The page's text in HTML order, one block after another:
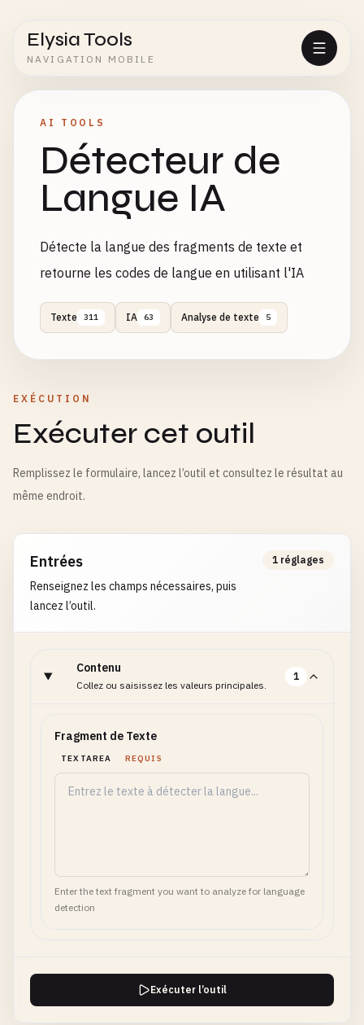
Elysia Tools
NAVIGATION MOBILE
AI TOOLS
Détecteur de
Langue IA
Détecte la langue des fragments de texte et
retourne les codes de langue en utilisant l'IA
Texte 311 IA 63 Analyse de texte 5
EXÉCUTION
Exécuter cet outil
Remplissez le formulaire, lancez l’outil et consultez le résultat au
même endroit.
Entrées
Renseignez les champs nécessaires, puis
lancez l’outil.
1 réglages
Contenu
Collez ou saisissez les valeurs principales.
1
Fragment de Texte
TEXTAREA REQUIS
Enter the text fragment you want to analyze for language
detection
Exécuter l’outil